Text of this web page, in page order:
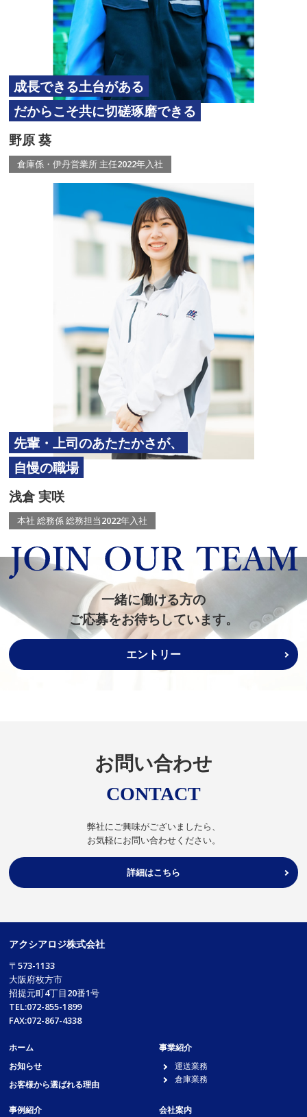
成長できる土台がある
だからこそ共に切磋琢磨できる
野原 葵
倉庫係・伊丹営業所 主任2022年入社
先輩・上司のあたたかさが、
自慢の職場
浅倉 実咲
本社 総務係 総務担当2022年入社
一緒に働ける方の
ご応募をお待ちしています。
エントリー
お問い合わせ
CONTACT
弊社にご興味がございましたら、
お気軽にお問い合わせください。
詳細はこちら
アクシアロジ株式会社
〒573-1133
大阪府枚方市
招提元町4丁目20番1号
TEL:072-855-1899
FAX:072-867-4338
ホーム
お知らせ
お客様から選ばれる理由
事業紹介
運送業務
倉庫業務
事例紹介 会社案内